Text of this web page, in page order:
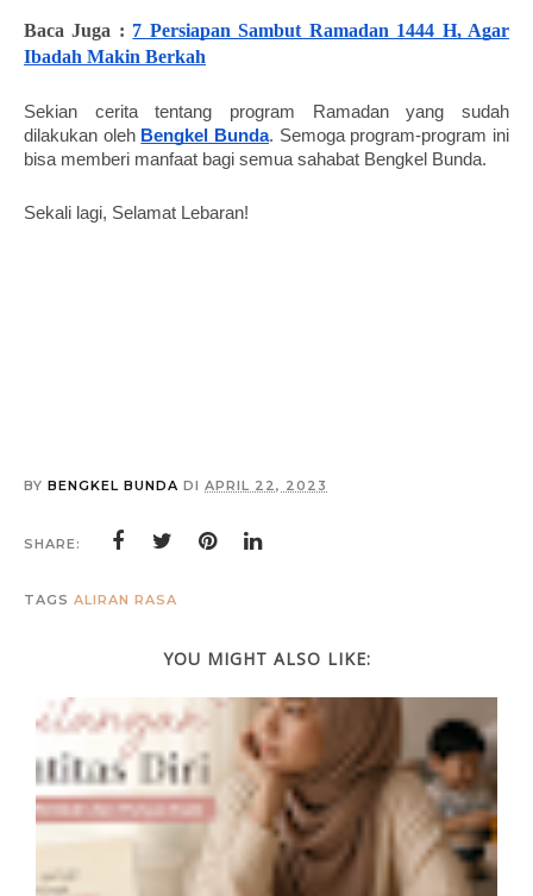
Baca Juga : 7 Persiapan Sambut Ramadan 1444 H, Agar
Ibadah Makin Berkah
Sekian cerita tentang program Ramadan yang sudah
dilakukan oleh Bengkel Bunda. Semoga program-program ini
bisa memberi manfaat bagi semua sahabat Bengkel Bunda.
Sekali lagi, Selamat Lebaran!
BY BENGKEL BUNDA DI APRIL 22, 2023
SHARE:
TAGS ALIRAN RASA
YOU MIGHT ALSO LIKE: